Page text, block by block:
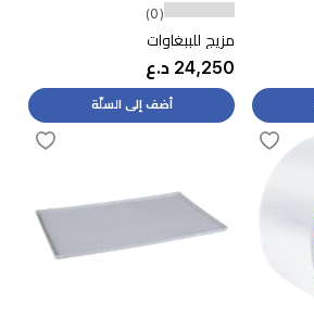
(0)
مزيج للببغاوات
24,250 د.ع
أضف إلى السلّة